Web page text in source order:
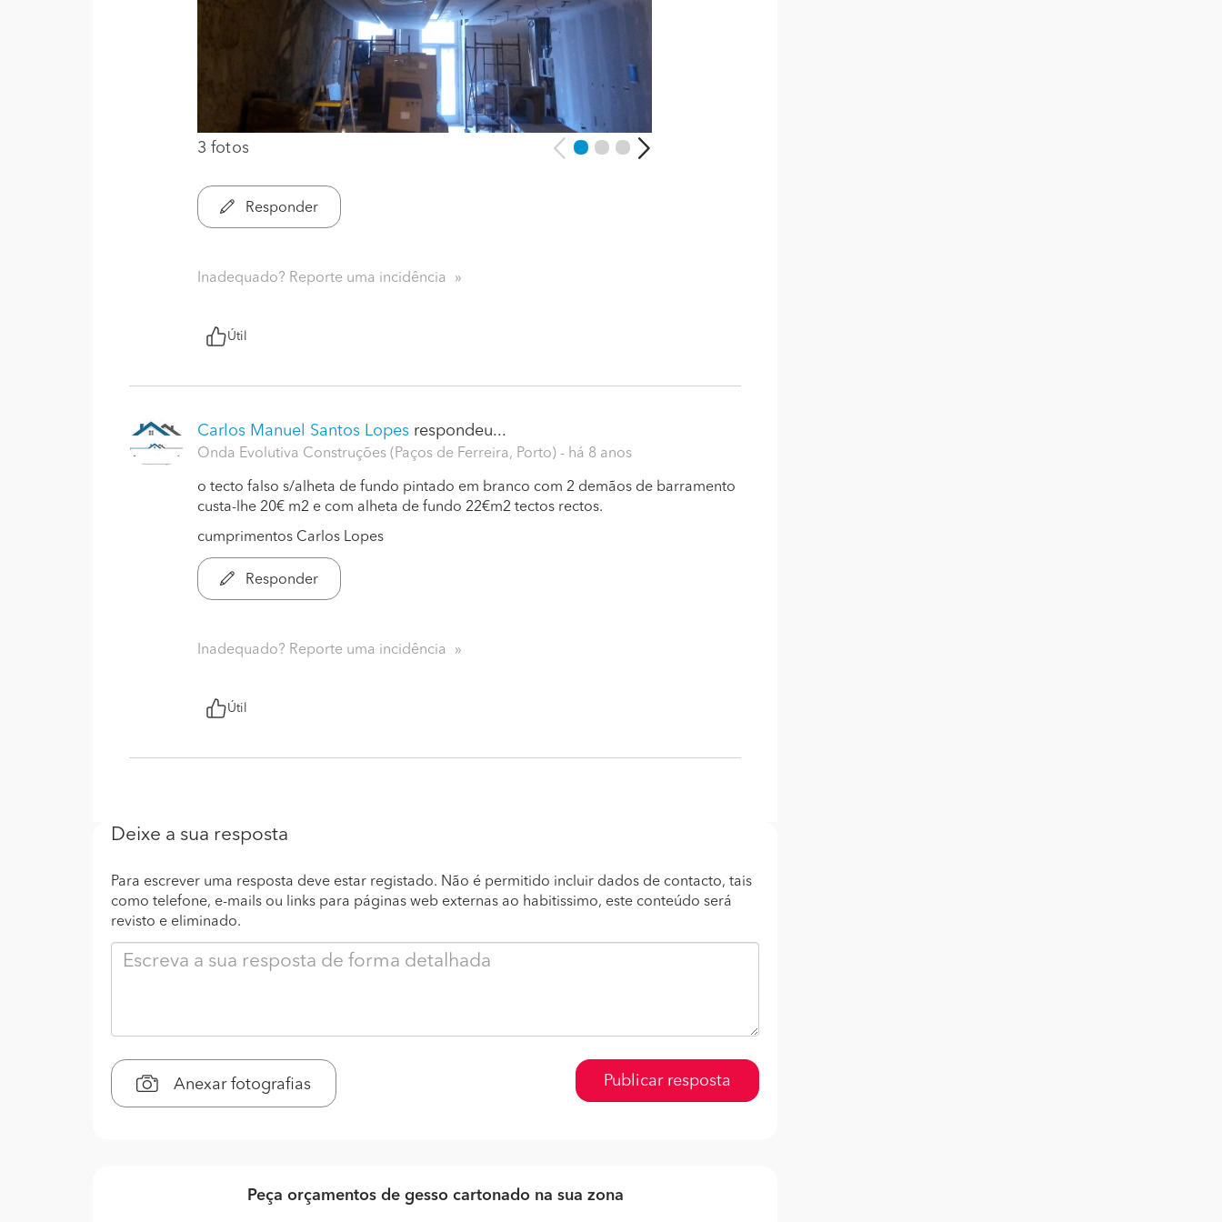
3 fotos
Responder
Inadequado? Reporte uma incidência
Útil
Carlos Manuel Santos Lopes respondeu...
Onda Evolutiva Construções (Paços de Ferreira, Porto) - há 8 anos
o tecto falso s/alheta de fundo pintado em branco com 2 demãos de barramento
custa-lhe 20€ m2 e com alheta de fundo 22€m2 tectos rectos.
cumprimentos Carlos Lopes
Responder
Inadequado? Reporte uma incidência
Útil
Deixe a sua resposta
Para escrever uma resposta deve estar registado. Não é permitido incluir dados de contacto, tais
como telefone, e-mails ou links para páginas web externas ao habitissimo, este conteúdo será
revisto e eliminado.
Anexar fotografias Publicar resposta
Peça orçamentos de gesso cartonado na sua zona